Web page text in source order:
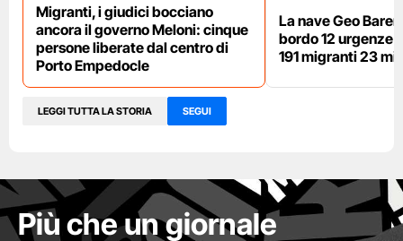
Migranti, i giudici bocciano
ancora il governo Meloni: cinque
persone liberate dal centro di
Porto Empedocle
La nave Geo
bordo 12 urgenze
191 migranti 23
LEGGI TUTTA LA STORIA SEGUI
Più che un giornale